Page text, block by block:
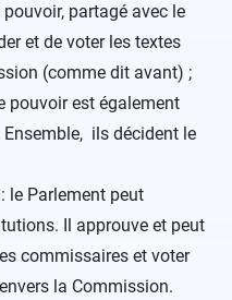
pouvoir, partagé avec le
et de voter les textes
(comme dit avant) ;
pouvoir est également
ils décident le
: le Parlement peut
Il approuve et peut
commissaires et voter
la Commission.